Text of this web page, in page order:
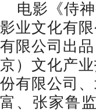
电影《侍
影业文化有
有限公司出
京）文化产
份有限公司
富、张家鲁